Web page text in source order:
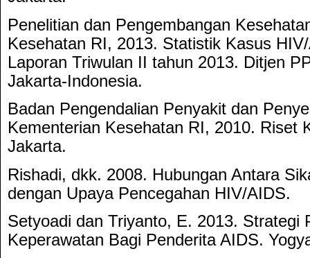
Penelitian dan Pengembangan
Kesehatan RI, 2013. Statistik Kasus
Laporan Triwulan II tahun 2013. Ditjen
Jakarta-Indonesia.
Badan Pengendalian Penyakit dan
Kementerian Kesehatan RI, 2010. Riset
Jakarta.
Rishadi, dkk. 2008. Hubungan Antara
dengan Upaya Pencegahan HIV/AIDS.
Setyoadi dan Triyanto, E. 2013. Strategi
Keperawatan Bagi Penderita AIDS.